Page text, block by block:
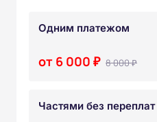
Одним платежом
от 6 000 ₽ 8 000 ₽
Частями без переплат